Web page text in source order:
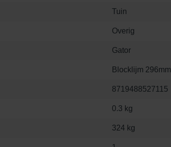
Tuin
Overig
Gator
Blocklijm 296mm
8719488527115
0.3 kg
324 kg